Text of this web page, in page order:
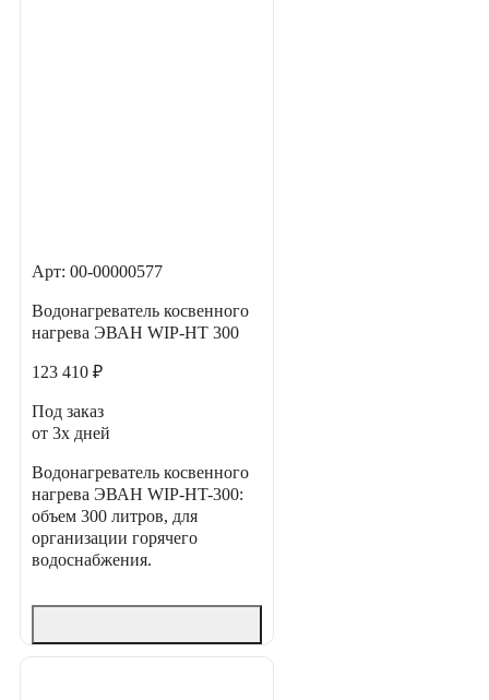
Арт: 00-00000577
Водонагреватель косвенного
нагрева ЭВАН WIP-HT 300
123 410 ₽
Под заказ
от 3х дней
Водонагреватель косвенного
нагрева ЭВАН WIP-HT-300:
объем 300 литров, для
организации горячего
водоснабжения.